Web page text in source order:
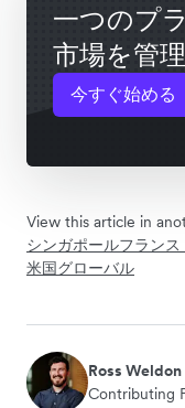
一つのプ
市場を管
今すぐ始める
View this article in
シンガポールフランス
米国グローバル
Ross Weldon
Contributing